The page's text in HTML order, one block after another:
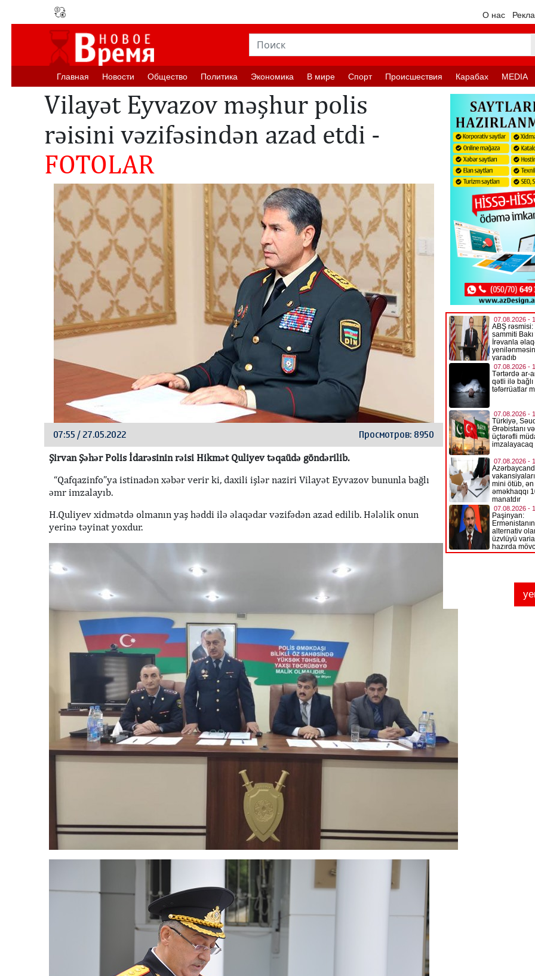
О нас
Главная Новости Oбщество Политика Экономика В мире Спорт Происшествия Карабах MEDIA
Vilayət Eyvazov məşhur polis
rəisini vəzifəsindən azad etdi -
FOTOLAR
07:55 / 27.05.2022 Просмотров: 8950
Şirvan Şəhər Polis İdarəsinin rəisi Hikmət Quliyev təqaüdə göndərilib.
“Qafqazinfo”ya istinadən xəbər verir ki, daxili işlər naziri Vilayət Eyvazov bununla bağlı
əmr imzalayıb.
H.Quliyev xidmətdə olmanın yaş həddi ilə əlaqədar vəzifədən azad edilib. Hələlik onun
yerinə təyinat yoxdur.